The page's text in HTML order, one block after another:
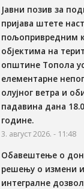
Јавни позив за
пријава штете
пољопривредним
објектима на
општине Топола
елементарне
олујног ветра и
падавина дана
године.
3. август 2026. - 11:48
Обавештење о
решењу о измени
интегралне